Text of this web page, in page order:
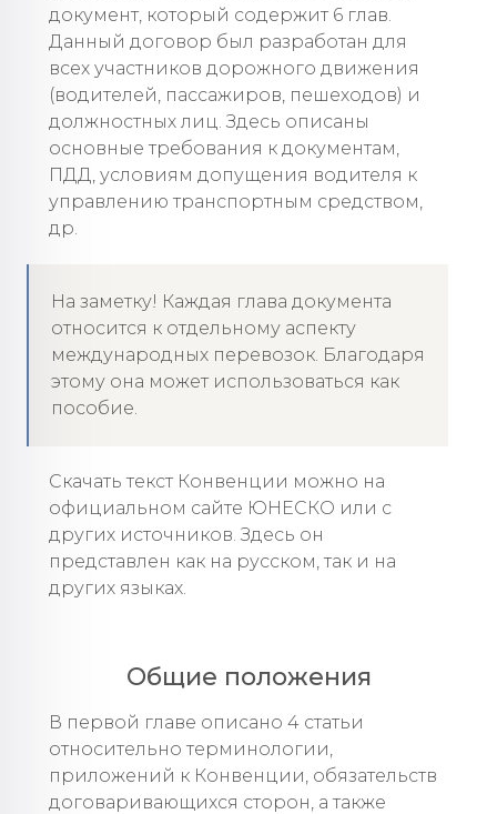
документ, который содержит 6 глав.
Данный договор был разработан для
всех участников дорожного движения
(водителей, пассажиров, пешеходов) и
должностных лиц. Здесь описаны
основные требования к документам,
ПДД, условиям допущения водителя к
управлению транспортным средством,
др.
На заметку! Каждая глава документа
относится к отдельному аспекту
международных перевозок. Благодаря
этому она может использоваться как
пособие.
Скачать текст Конвенции можно на
официальном сайте ЮНЕСКО или с
других источников. Здесь он
представлен как на русском, так и на
других языках.
Общие положения
В первой главе описано 4 статьи
относительно терминологии,
приложений к Конвенции, обязательств
договаривающихся сторон, а также